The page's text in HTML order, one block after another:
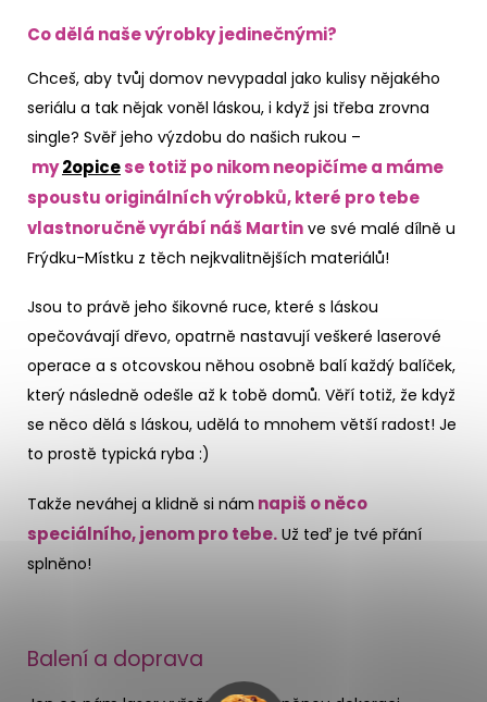
Co dělá naše výrobky jedinečnými?
Chceš, aby tvůj domov nevypadal jako kulisy nějakého
seriálu a tak nějak voněl láskou, i když jsi třeba zrovna
single? Svěř jeho výzdobu do našich rukou –
my2opicese totiž po nikom neopičíme a máme
spoustu originálních výrobků, které pro tebe
vlastnoručně vyrábí náš Martin ve své malé dílně u
Frýdku-Místku z těch nejkvalitnějších materiálů!
Jsou to právě jeho šikovné ruce, které s láskou
opečovávají dřevo, opatrně nastavují veškeré laserové
operace a s otcovskou něhou osobně balí každý balíček,
který následně odešle až k tobě domů. Věří totiž, že když
se něco dělá s láskou, udělá to mnohem větší radost! Je
to prostě typická ryba :)
Takže neváhej a klidně si nám napiš o něco
speciálního, jenom pro tebe. Už teď je tvé přání
splněno!
Balení a doprava